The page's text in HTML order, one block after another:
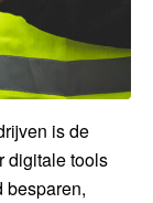
is de
digitale tools
besparen,